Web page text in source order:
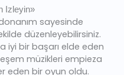
Izleyin»
sayesinde
düzenleyebilirsiniz.
iyi bir başarı elde eden
müzikleri empieza
eden bir oyun oldu.